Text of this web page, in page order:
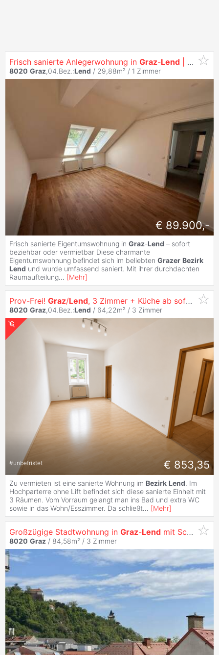
Frisch sanierte Anlegerwohnung in Graz-Lend
8020 Graz,04.Bez.:Lend / 29,88m² / 1 Zimmer
€ 89.900,-
Frisch sanierte Eigentumswohnung in Graz-Lend – sofort
beziehbar oder vermietbar Diese charmante
Eigentumswohnung befindet sich im beliebten Grazer Bezirk
Lend und wurde umfassend saniert. Mit ihrer durchdachten
Raumaufteilung... [Mehr]
Prov-Frei! Graz/Lend, 3 Zimmer + Küche ab sofort + Top
8020 Graz,04.Bez.:Lend / 64,22m² / 3 Zimmer
#unbefristet € 853,35
Zu vermieten ist eine sanierte Wohnung im Bezirk Lend. Im
Hochparterre ohne Lift befindet sich diese sanierte Einheit mit
3 Räumen. Vom Vorraum gelangt man ins Bad und extra WC
sowie in das Wohn/Esszimmer. Da schließt... [Mehr]
Großzügige Stadtwohnung in Graz-Lend mit Schloßbergblick
8020 Graz / 84,58m² / 3 Zimmer